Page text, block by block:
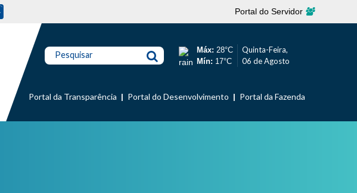
Portal do Servidor
Pesquisar Máx: 28°C
Mín: 17°C
Quinta-Feira,
06 de Agosto
Portal da Transparência Portal do Desenvolvimento Portal da Fazenda